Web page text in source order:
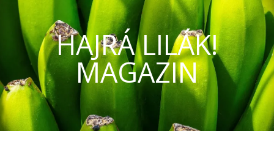
HAJRÁ LILÁK!
MAGAZIN